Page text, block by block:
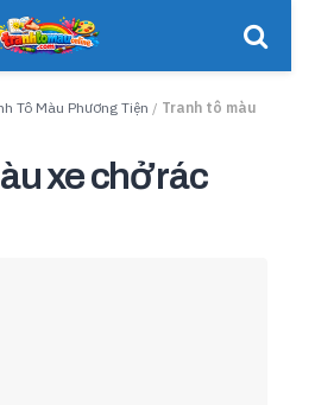
Tô Màu Phương Tiện / Tranh tô màu
xe chở rác